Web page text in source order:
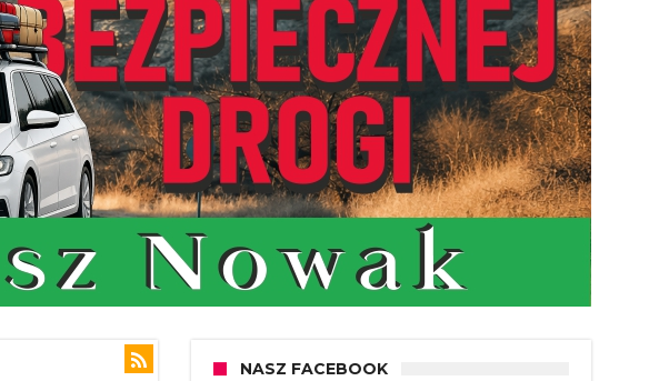
NASZ FACEBOOK